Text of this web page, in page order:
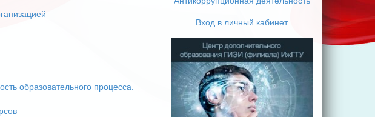
образовательного процесса.
Вход в личный кабинет